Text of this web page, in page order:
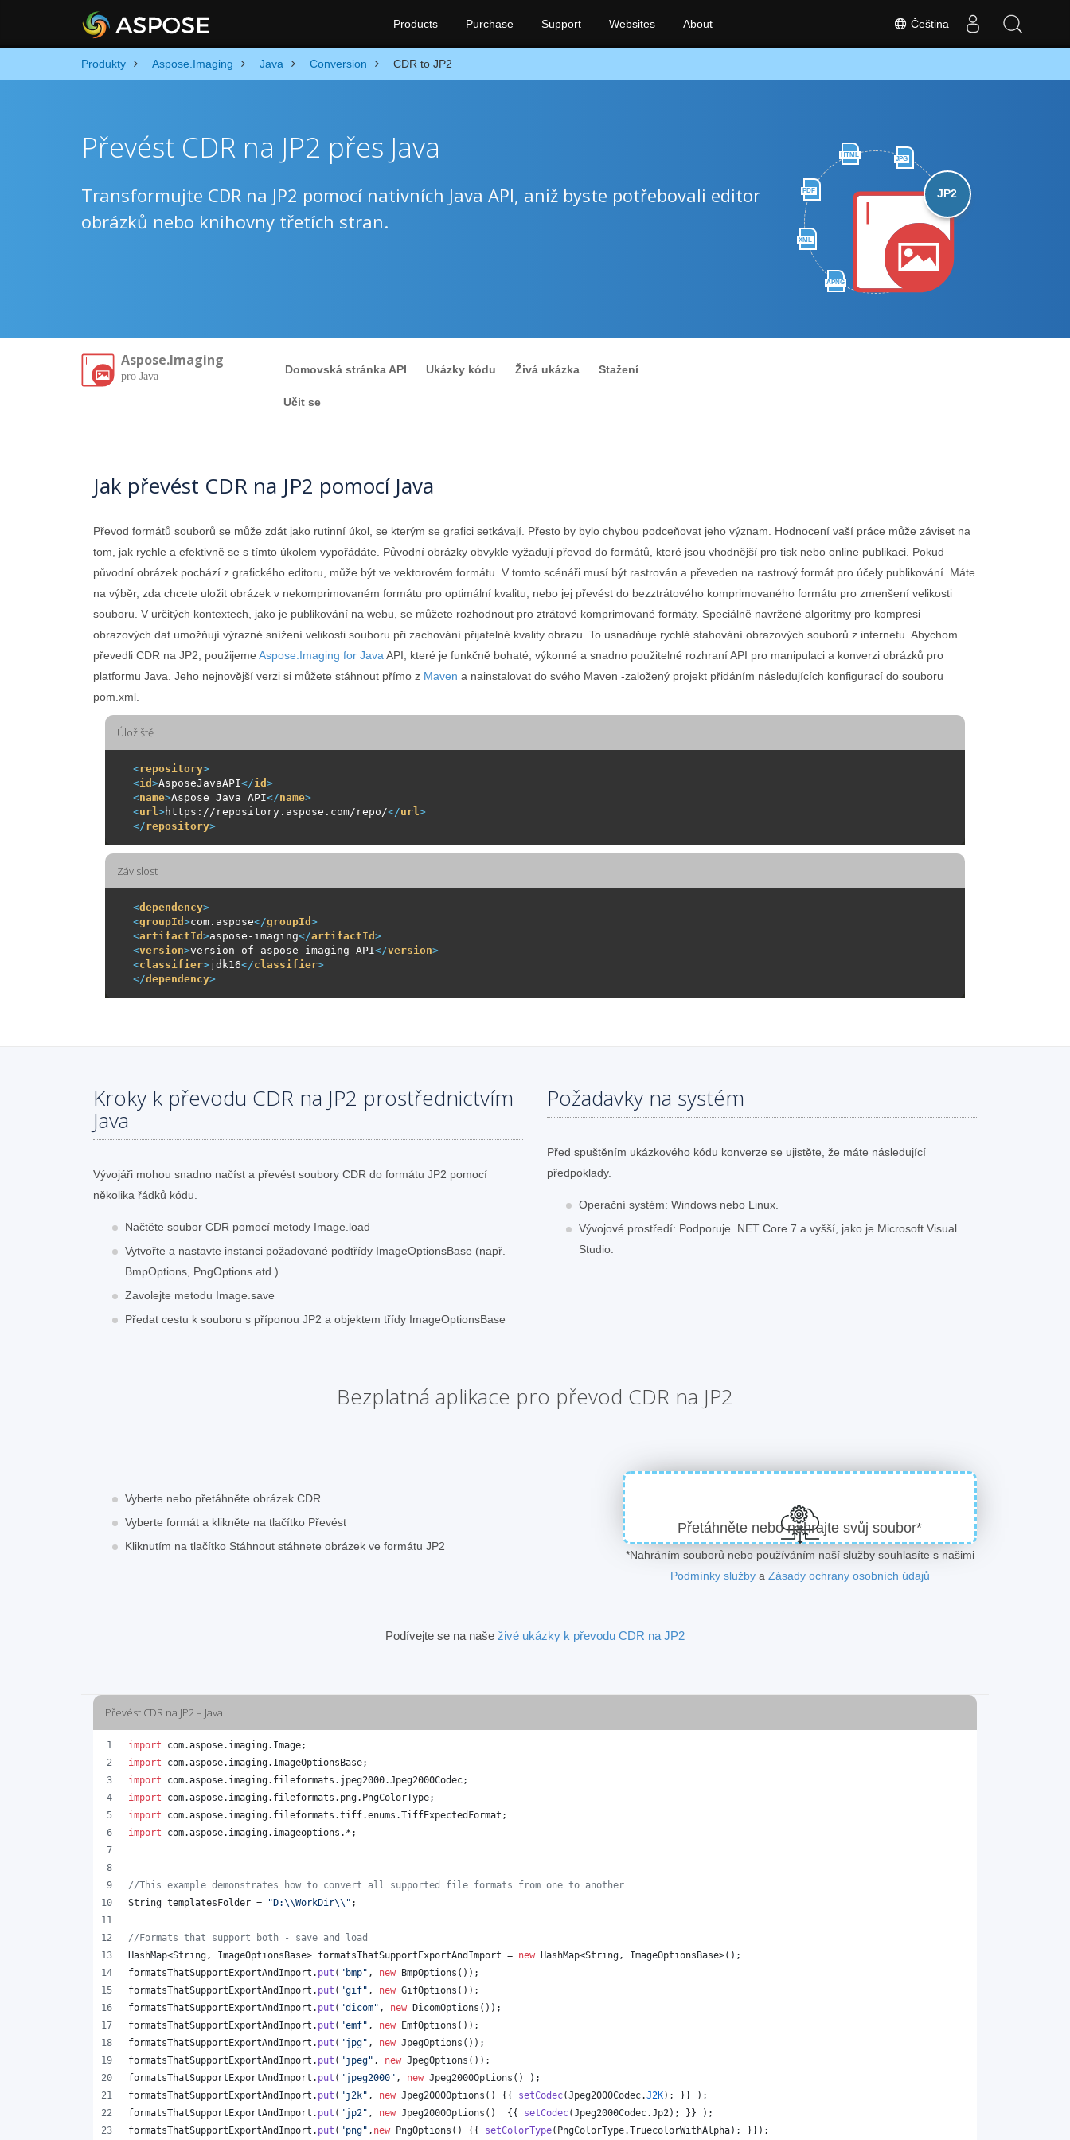
Čeština
Products Purchase Support Websites About
Produkty Aspose.Imaging Java Conversion CDR to JP2
HTML
JPG
PDF
XML
APNG
JP2
Převést CDR na JP2 přes Java
Transformujte CDR na JP2 pomocí nativních Java API, aniž byste potřebovali editor
obrázků nebo knihovny třetích stran.
Aspose.Imaging
pro Java
Domovská stránka API Ukázky kódu Živá ukázka Stažení
Učit se
Jak převést CDR na JP2 pomocí Java
Převod formátů souborů se může zdát jako rutinní úkol, se kterým se grafici setkávají. Přesto by bylo chybou podceňovat jeho význam. Hodnocení vaší práce může záviset na
tom, jak rychle a efektivně se s tímto úkolem vypořádáte. Původní obrázky obvykle vyžadují převod do formátů, které jsou vhodnější pro tisk nebo online publikaci. Pokud
původní obrázek pochází z grafického editoru, může být ve vektorovém formátu. V tomto scénáři musí být rastrován a převeden na rastrový formát pro účely publikování. Máte
na výběr, zda chcete uložit obrázek v nekomprimovaném formátu pro optimální kvalitu, nebo jej převést do bezztrátového komprimovaného formátu pro zmenšení velikosti
souboru. V určitých kontextech, jako je publikování na webu, se můžete rozhodnout pro ztrátové komprimované formáty. Speciálně navržené algoritmy pro kompresi
obrazových dat umožňují výrazné snížení velikosti souboru při zachování přijatelné kvality obrazu. To usnadňuje rychlé stahování obrazových souborů z internetu. Abychom
převedli CDR na JP2, použijeme Aspose.Imaging for Java API, které je funkčně bohaté, výkonné a snadno použitelné rozhraní API pro manipulaci a konverzi obrázků pro
platformu Java. Jeho nejnovější verzi si můžete stáhnout přímo z Maven a nainstalovat do svého Maven -založený projekt přidáním následujících konfigurací do souboru
pom.xml.
Úložiště
<repository>
<id >AsposeJavaAPI</id >
<name>Aspose Java API</name>
<url>https://repository.aspose.com/repo/</url>
</repository>
Závislost
<dependency>
<groupId >com.aspose</groupId >
<artifactId >aspose-imaging</artifactId >
<version>version of aspose-imaging API</version>
<classifier>jdk16</classifier>
</dependency>
Kroky k převodu CDR na JP2 prostřednictvím
Java
Vývojáři mohou snadno načíst a převést soubory CDR do formátu JP2 pomocí
několika řádků kódu.
Načtěte soubor CDR pomocí metody Image.load
Vytvořte a nastavte instanci požadované podtřídy ImageOptionsBase (např.
BmpOptions, PngOptions atd.)
Zavolejte metodu Image.save
Předat cestu k souboru s příponou JP2 a objektem třídy ImageOptionsBase
Požadavky na systém
Před spuštěním ukázkového kódu konverze se ujistěte, že máte následující
předpoklady.
Operační systém: Windows nebo Linux.
Vývojové prostředí: Podporuje .NET Core 7 a vyšší, jako je Microsoft Visual
Studio.
Bezplatná aplikace pro převod CDR na JP2
Vyberte nebo přetáhněte obrázek CDR
Vyberte formát a klikněte na tlačítko Převést
Kliknutím na tlačítko Stáhnout stáhnete obrázek ve formátu JP2
Přetáhněte nebo nahrajte svůj soubor*
*Nahráním souborů nebo používáním naší služby souhlasíte s našimi
Podmínky službya Zásady ochrany osobních údajů
Podívejte se na naše živé ukázky k převodu CDR na JP2
Převést CDR na JP2 – Java
import com.aspose. imaging. Image;
import
com.aspose. imaging. ImageOptionsBase;
import
com.aspose. imaging. fileformats . jpeg2000.Jpeg2000Codec;
import
com.aspose. imaging. fileformats . png. PngColorType;
import
com.aspose. imaging. fileformats .tiff.enums .TiffExpectedFormat ;
import
com.aspose. imaging. imageoptions .*;
//This example demonstrates how to convert all supported file formats from one to another
String templatesFolder = "D:\\WorkDir\\ " ;
//Formats that support both - save and load
HashMap<String, ImageOptionsBase> formatsThatSupportExportAndImport = new HashMap<String, ImageOptionsBase>();
formatsThatSupportExportAndImport . put ( "bmp" , new BmpOptions ());
formatsThatSupportExportAndImport . put ( "gif" , new GifOptions ());
formatsThatSupportExportAndImport . put ( "dicom" , new DicomOptions ());
formatsThatSupportExportAndImport . put ( "emf" , new EmfOptions ());
formatsThatSupportExportAndImport . put ( "jpg" , new JpegOptions ());
formatsThatSupportExportAndImport . put ( "jpeg" , new JpegOptions ());
formatsThatSupportExportAndImport . put ( "jpeg2000" , new Jpeg2000Options () );
formatsThatSupportExportAndImport . put ( "j2k" , new Jpeg2000Options () {{ setCodec(Jpeg2000Codec.J2K); }} );
formatsThatSupportExportAndImport . put ( "jp2" , new Jpeg2000Options ()  {{ setCodec(Jpeg2000Codec.Jp2); }} );
formatsThatSupportExportAndImport . put ( "png" , new PngOptions () {{ setColorType( PngColorType.TruecolorWithAlpha); }});